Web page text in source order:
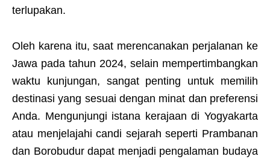
terlupakan.
Oleh karena itu, saat merencanakan perjalanan ke
Jawa pada tahun 2024, selain mempertimbangkan
waktu kunjungan, sangat penting untuk memilih
destinasi yang sesuai dengan minat dan preferensi
Anda. Mengunjungi istana kerajaan di Yogyakarta
atau menjelajahi candi sejarah seperti Prambanan
dan Borobudur dapat menjadi pengalaman budaya